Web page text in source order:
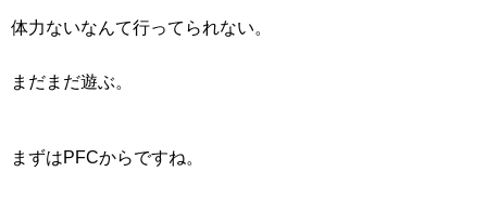
体力ないなんて行ってられない。
まだまだ遊ぶ。
まずはPFCからですね。